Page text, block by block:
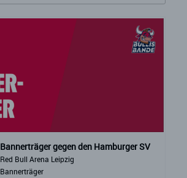
Bannerträger gegen den Hamburger SV
Red Bull Arena Leipzig
Bannerträger